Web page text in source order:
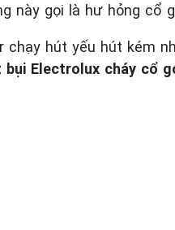
này gọi là hư hỏng cổ
hút yếu hút kém
bụi Electrolux cháy cổ